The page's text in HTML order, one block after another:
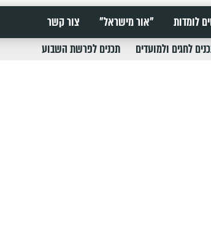
לומדות "אור מישראל" צור קשר
לחגים ולמועדים תכנים לפרשת השבוע